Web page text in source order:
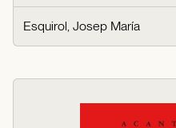
Esquirol, Josep María